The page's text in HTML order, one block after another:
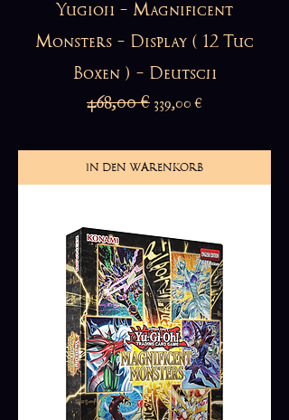
Yugioh - Magnificent
Monsters - Display ( 12 Tuc
Boxen ) - Deutsch
Standardpreis
468,00 € Sale-Preis
339,00 €
IN DEN WARENKORB